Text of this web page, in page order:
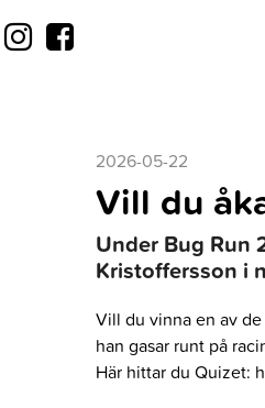
2026-05-22
Vill du
Under Bug Run
Kristoffersson i
Vill du vinna en av
han gasar runt på
Här hittar du Quizet: